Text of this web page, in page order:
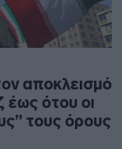
αποκλεισμό
έως ότου οι
τους όρους